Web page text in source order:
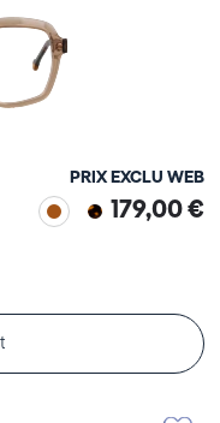
PRIX EXCLU WEB
179,00 €